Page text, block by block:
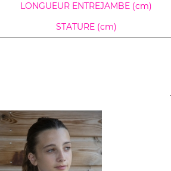
LONGUEUR ENTREJAMBE (cm)
STATURE (cm)